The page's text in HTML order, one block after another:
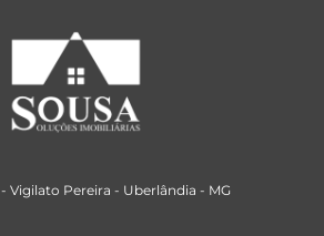
- Vigilato Pereira - Uberlândia - MG